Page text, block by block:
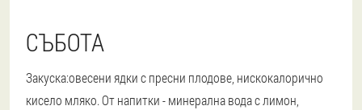
СЪБОТА
Закуска:овесени ядки с пресни плодове, нискокалорично
кисело мляко. От напитки - минерална вода с лимон,